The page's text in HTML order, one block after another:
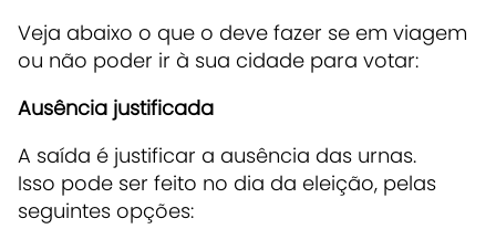
Veja abaixo o que o deve fazer se em viagem
ou não poder ir à sua cidade para votar:
Ausência justificada
A saída é justificar a ausência das urnas.
Isso pode ser feito no dia da eleição, pelas
seguintes opções: